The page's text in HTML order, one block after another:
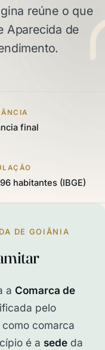
reúne o que
Aparecida de
final
habitantes (IBGE)
DE GOIÂNIA
a Comarca de
pelo
comarca
é a sede da